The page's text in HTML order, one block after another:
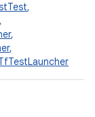
,
,
,
,